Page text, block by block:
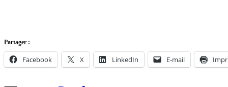
Partager :
Facebook X LinkedIn E-mail